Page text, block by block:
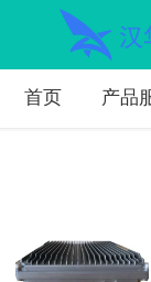
首页 产品